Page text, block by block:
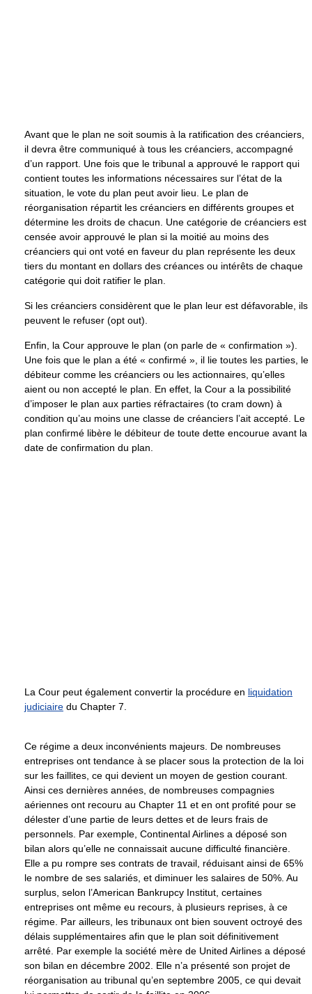
Avant que le plan ne soit soumis à la ratification des créanciers,
il devra être communiqué à tous les créanciers, accompagné
d’un rapport. Une fois que le tribunal a approuvé le rapport qui
contient toutes les informations nécessaires sur l’état de la
situation, le vote du plan peut avoir lieu. Le plan de
réorganisation répartit les créanciers en différents groupes et
détermine les droits de chacun. Une catégorie de créanciers est
censée avoir approuvé le plan si la moitié au moins des
créanciers qui ont voté en faveur du plan représente les deux
tiers du montant en dollars des créances ou intérêts de chaque
catégorie qui doit ratifier le plan.
Si les créanciers considèrent que le plan leur est défavorable, ils
peuvent le refuser (opt out).
Enfin, la Cour approuve le plan (on parle de « confirmation »).
Une fois que le plan a été « confirmé », il lie toutes les parties, le
débiteur comme les créanciers ou les actionnaires, qu’elles
aient ou non accepté le plan. En effet, la Cour a la possibilité
d’imposer le plan aux parties réfractaires (to cram down) à
condition qu’au moins une classe de créanciers l’ait accepté. Le
plan confirmé libère le débiteur de toute dette encourue avant la
date de confirmation du plan.
La Cour peut également convertir la procédure en liquidation
judiciaire du Chapter 7.
Ce régime a deux inconvénients majeurs. De nombreuses
entreprises ont tendance à se placer sous la protection de la loi
sur les faillites, ce qui devient un moyen de gestion courant.
Ainsi ces dernières années, de nombreuses compagnies
aériennes ont recouru au Chapter 11 et en ont profité pour se
délester d’une partie de leurs dettes et de leurs frais de
personnels. Par exemple, Continental Airlines a déposé son
bilan alors qu’elle ne connaissait aucune difficulté financière.
Elle a pu rompre ses contrats de travail, réduisant ainsi de 65%
le nombre de ses salariés, et diminuer les salaires de 50%. Au
surplus, selon l’American Bankrupcy Institut, certaines
entreprises ont même eu recours, à plusieurs reprises, à ce
régime. Par ailleurs, les tribunaux ont bien souvent octroyé des
délais supplémentaires afin que le plan soit définitivement
arrêté. Par exemple la société mère de United Airlines a déposé
son bilan en décembre 2002. Elle n’a présenté son projet de
réorganisation au tribunal qu’en septembre 2005, ce qui devait